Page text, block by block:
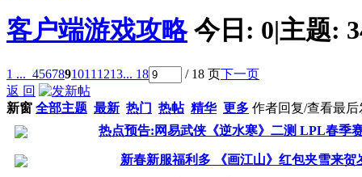
客户端游戏攻略 今日: 0|主题:
1 ... 4567891011 1213... 18 / 18 页下一页
返 回
新窗 全部主题 最新 热门 热帖 精华 更多 作者回复/查看最后
热点预告:网易武侠《逆水寒》二测 LPL春季
新春新服福利多 《画江山》红包夹雪来贺